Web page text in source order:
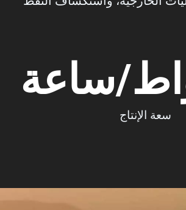
سعة الإنتاج
ساعة